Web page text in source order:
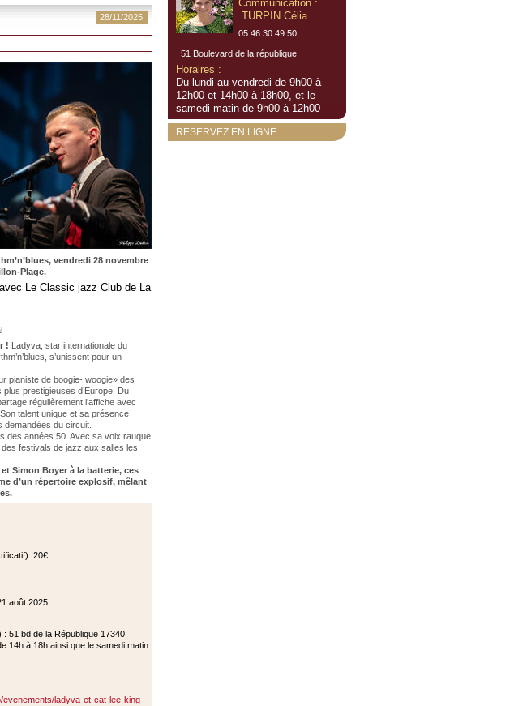
28/11/2025
vendredi 28 novembre
Plage.
Le Classic jazz Club de La
! Ladyva, star internationale du
s’unissent pour un
pianiste de boogie- woogie» des
prestigieuses d’Europe. Du
régulièrement l’affiche avec
talent unique et sa présence
demandées du circuit.
des années 50. Avec sa voix rauque
festivals de jazz aux salles les
Simon Boyer à la batterie, ces
d’un répertoire explosif, mêlant
:20€
août 2025.
51 bd de la République 17340
14h à 18h ainsi que le samedi matin
ladyva-et-cat-lee-king
Communication :
TURPIN Célia
05 46 30 49 50
51 Boulevard de la république
Horaires :
Du lundi au vendredi de 9h00 à
12h00 et 14h00 à 18h00, et le
samedi matin de 9h00 à 12h00
RESERVEZ EN LIGNE